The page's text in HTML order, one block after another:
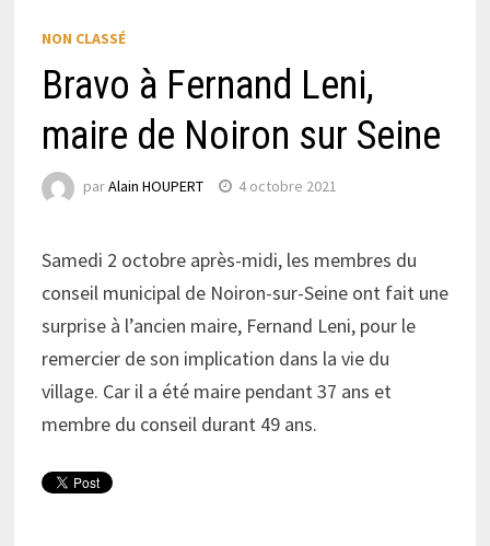
NON CLASSÉ
Bravo à Fernand Leni,
maire de Noiron sur Seine
parAlain HOUPERT 4 octobre 2021
Samedi 2 octobre après-midi, les membres du
conseil municipal de Noiron-sur-Seine ont fait une
surprise à l’ancien maire, Fernand Leni, pour le
remercier de son implication dans la vie du
village. Car il a été maire pendant 37 ans et
membre du conseil durant 49 ans.